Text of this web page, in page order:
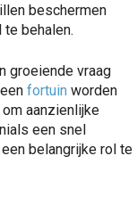
beschermen
behalen.
groeiende vraag
fortuin worden
aanzienlijke
een snel
belangrijke rol te